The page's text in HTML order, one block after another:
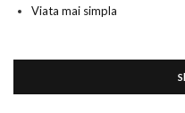
Viata mai simpla